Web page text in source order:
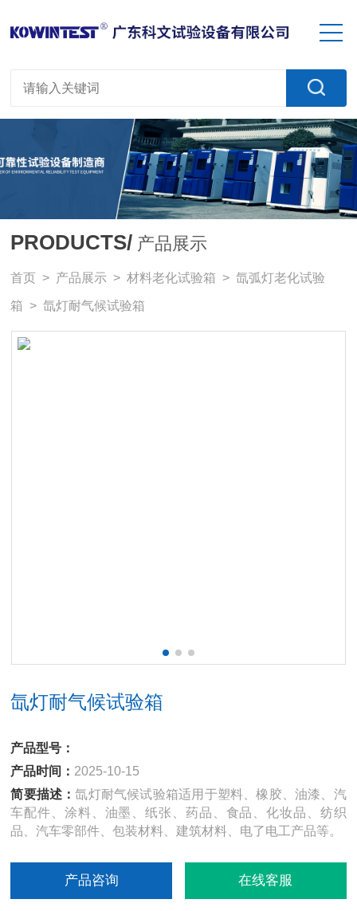
PRODUCTS/ 产品展示
首页 > 产品展示 >材料老化试验箱 >氙弧灯老化试验
箱 > 氙灯耐气候试验箱
氙灯耐气候试验箱
产品型号：
产品时间： 2025-10-15
简要描述：氙灯耐气候试验箱适用于塑料、橡胶、油漆、汽
车配件、涂料、油墨、纸张、药品、食品、化妆品、纺织
品、汽车零部件、包装材料、建筑材料、电了电工产品等。
产品咨询 在线客服